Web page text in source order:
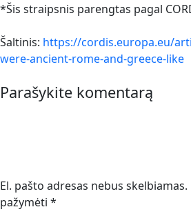
*Šis straipsnis parengtas pagal
Šaltinis: https://cordis.europa.eu/
were-ancient-rome-and-greece-like
Parašykite komentarą
El. pašto adresas nebus skelbiamas.
pažymėti *